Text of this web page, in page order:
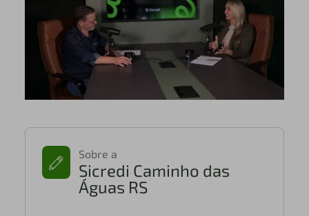
Sobre a
Sicredi Caminho das
Águas RS